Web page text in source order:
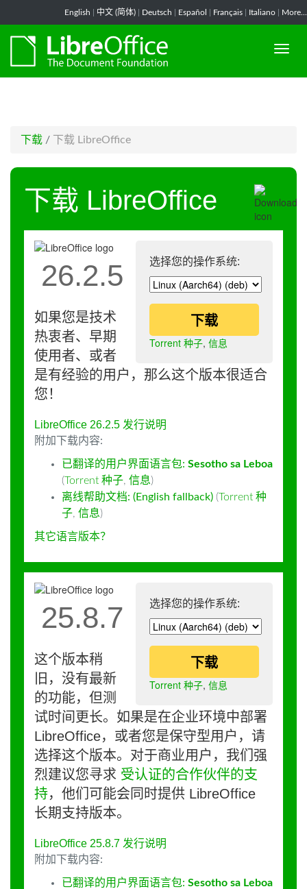
English 中文 (简体) Deutsch Español Français Italiano More...
下载 / 下载 LibreOffice
下载 LibreOffice
选择您的操作系统:
下载
Torrent 种子, 信息
26.2.5
如果您是技术
热衷者、早期
使用者、或者
是有经验的用户，那么这个版本很适合
您！
LibreOffice 26.2.5 发行说明
附加下载内容:
已翻译的用户界面语言包: Sesotho sa Leboa
(Torrent 种子, 信息)
离线帮助文档: (English fallback) (Torrent 种
子, 信息)
其它语言版本？
选择您的操作系统:
下载
Torrent 种子, 信息
25.8.7
这个版本稍
旧，没有最新
的功能，但测
试时间更长。如果是在企业环境中部署
LibreOffice，或者您是保守型用户，请
选择这个版本。对于商业用户，我们强
烈建议您寻求 受认证的合作伙伴的支
持，他们可能会同时提供 LibreOffice
长期支持版本。
LibreOffice 25.8.7 发行说明
附加下载内容:
已翻译的用户界面语言包: Sesotho sa Leboa